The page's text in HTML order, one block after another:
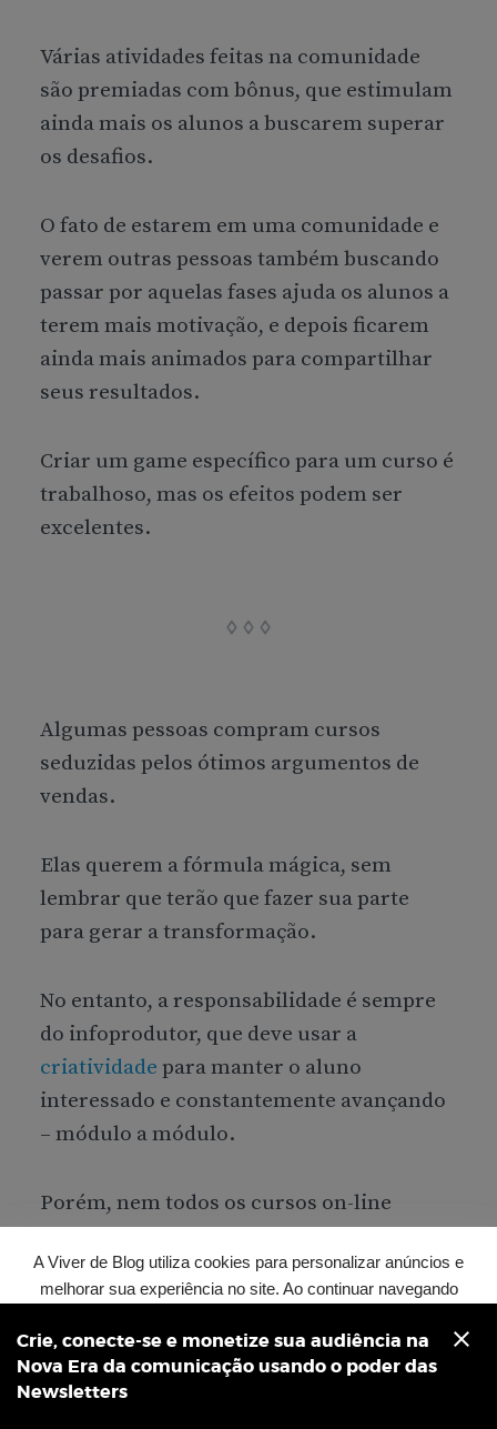
A Viver de Blog utiliza cookies para personalizar anúncios e
melhorar sua experiência no site. Ao continuar navegando
Concordar e fechar
Várias atividades feitas na comunidade
são premiadas com bônus, que estimulam
ainda mais os alunos a buscarem superar
os desafios.
O fato de estarem em uma comunidade e
verem outras pessoas também buscando
passar por aquelas fases ajuda os alunos a
terem mais motivação, e depois ficarem
ainda mais animados para compartilhar
seus resultados.
Criar um game específico para um curso é
trabalhoso, mas os efeitos podem ser
excelentes.
Algumas pessoas compram cursos
seduzidas pelos ótimos argumentos de
vendas.
Elas querem a fórmula mágica, sem
lembrar que terão que fazer sua parte
para gerar a transformação.
No entanto, a responsabilidade é sempre
do infoprodutor, que deve usar a
criatividade para manter o aluno
interessado e constantemente avançando
– módulo a módulo.
Porém, nem todos os cursos on-line
precisam necessariamente ser projetados
para serem concluídos.
Alguns cursos devem permanecer livres e
abertos, para que os alunos possam
escolher as partes mais relevantes para
clear
Crie, conecte-se e monetize sua audiência na
Nova Era da comunicação usando o poder das
Newsletters